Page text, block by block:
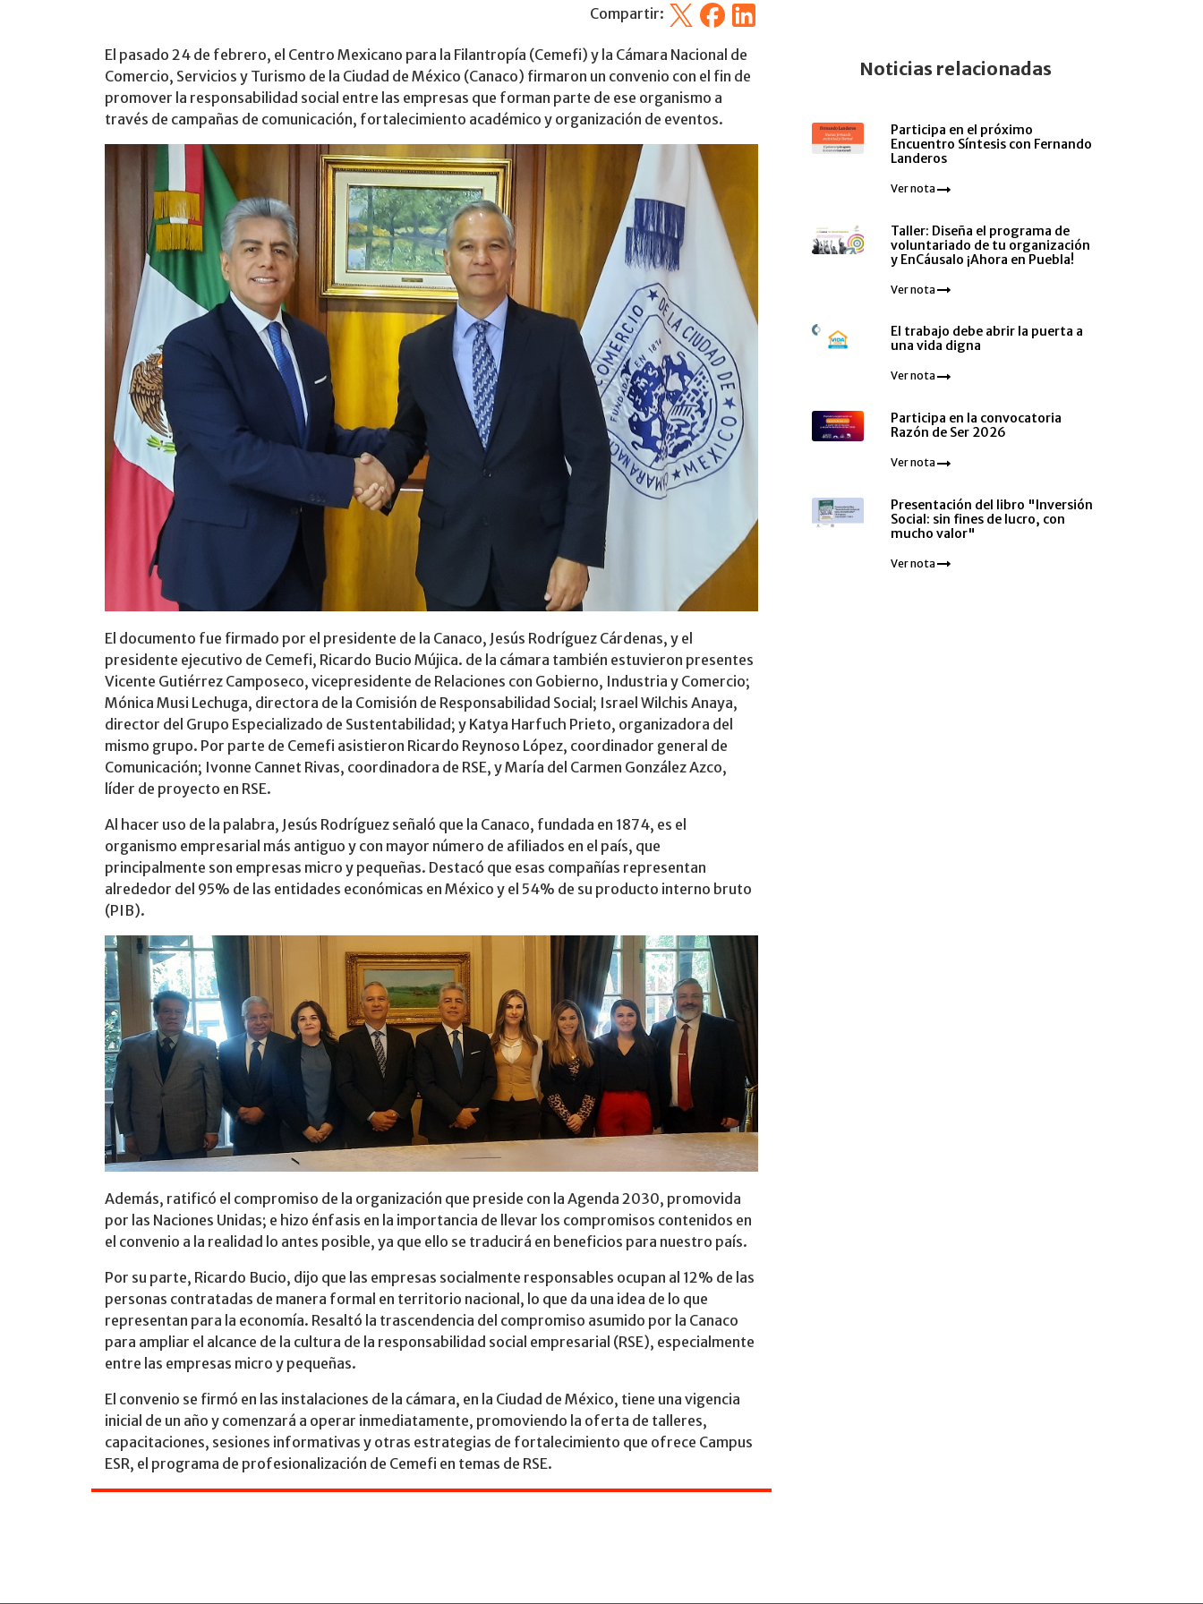
Compartir: X FacebookLinkedin
El pasado 24 de febrero, el Centro Mexicano para la Filantropía (Cemefi) y la Cámara Nacional de
Comercio, Servicios y Turismo de la Ciudad de México (Canaco) firmaron un convenio con el fin de
promover la responsabilidad social entre las empresas que forman parte de ese organismo a
través de campañas de comunicación, fortalecimiento académico y organización de eventos.
El documento fue firmado por el presidente de la Canaco, Jesús Rodríguez Cárdenas, y el
presidente ejecutivo de Cemefi, Ricardo Bucio Mújica. de la cámara también estuvieron presentes
Vicente Gutiérrez Camposeco, vicepresidente de Relaciones con Gobierno, Industria y Comercio;
Mónica Musi Lechuga, directora de la Comisión de Responsabilidad Social; Israel Wilchis Anaya,
director del Grupo Especializado de Sustentabilidad; y Katya Harfuch Prieto, organizadora del
mismo grupo. Por parte de Cemefi asistieron Ricardo Reynoso López, coordinador general de
Comunicación; Ivonne Cannet Rivas, coordinadora de RSE, y María del Carmen González Azco,
líder de proyecto en RSE.
Al hacer uso de la palabra, Jesús Rodríguez señaló que la Canaco, fundada en 1874, es el
organismo empresarial más antiguo y con mayor número de afiliados en el país, que
principalmente son empresas micro y pequeñas. Destacó que esas compañías representan
alrededor del 95% de las entidades económicas en México y el 54% de su producto interno bruto
(PIB).
Además, ratificó el compromiso de la organización que preside con la Agenda 2030, promovida
por las Naciones Unidas; e hizo énfasis en la importancia de llevar los compromisos contenidos en
el convenio a la realidad lo antes posible, ya que ello se traducirá en beneficios para nuestro país.
Por su parte, Ricardo Bucio, dijo que las empresas socialmente responsables ocupan al 12% de las
personas contratadas de manera formal en territorio nacional, lo que da una idea de lo que
representan para la economía. Resaltó la trascendencia del compromiso asumido por la Canaco
para ampliar el alcance de la cultura de la responsabilidad social empresarial (RSE), especialmente
entre las empresas micro y pequeñas.
El convenio se firmó en las instalaciones de la cámara, en la Ciudad de México, tiene una vigencia
inicial de un año y comenzará a operar inmediatamente, promoviendo la oferta de talleres,
capacitaciones, sesiones informativas y otras estrategias de fortalecimiento que ofrece Campus
ESR, el programa de profesionalización de Cemefi en temas de RSE.
Noticias relacionadas
Participa en el próximo
Encuentro Síntesis con Fernando
Landeros
Ver nota
Taller: Diseña el programa de
voluntariado de tu organización
y EnCáusalo ¡Ahora en Puebla!
Ver nota
El trabajo debe abrir la puerta a
una vida digna
Ver nota
Participa en la convocatoria
Razón de Ser 2026
Ver nota
Presentación del libro "Inversión
Social: sin fines de lucro, con
mucho valor"
Ver nota